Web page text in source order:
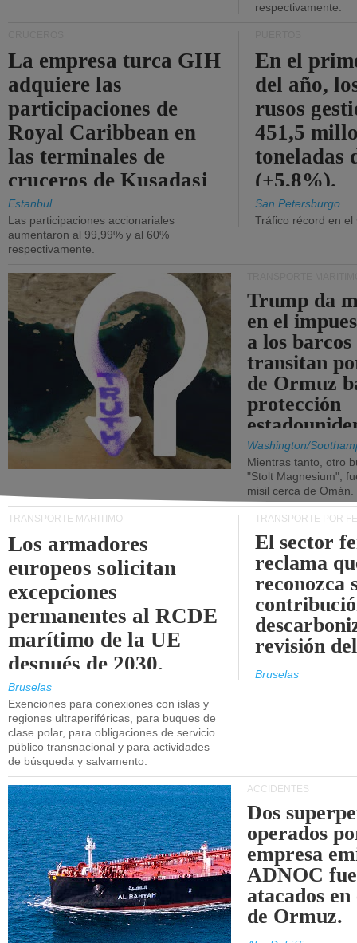
respectivamente.
La empresa turca GIH
adquiere las
participaciones de
Royal Caribbean en
las terminales de
cruceros de Kusadasi
y Lisboa.
Estanbul
Las participaciones accionariales
aumentaron al 99,99% y al 60%
respectivamente.
En el
del año,
rusos
451,5
toneladas
(+5,8%).
San Petersburgo
Tráfico récord en
Trump da
en el
a los barcos
transitan
de Ormuz
protección
Washington/
Mientras tanto, otro
"Stolt Magnesium",
misil cerca de Omán.
TRANSPORTE MARÍTIMO
Los armadores
europeos solicitan
excepciones
permanentes al RCDE
marítimo de la UE
después de 2030.
Bruselas
Exenciones para conexiones con islas y
regiones ultraperiféricas, para buques de
clase polar, para obligaciones de servicio
público transnacional y para actividades
de búsqueda y salvamento.
TRANSPORTE POR
El sector
reclama
reconozca
revisión
Bruselas
ACCIDENTES
Dos
operados
empresa
ADNOC
atacados
de Ormuz.